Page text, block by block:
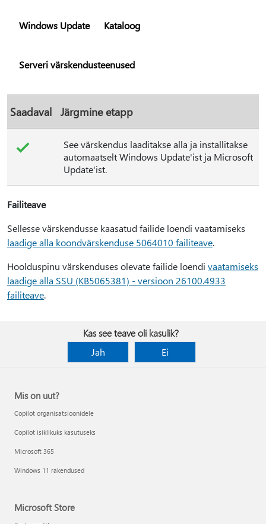
Windows Update Kataloog
Serveri värskendusteenused
Saadaval Järgmine etapp
See värskendus laaditakse alla ja installitakse
automaatselt Windows Update'ist ja Microsoft
Update'ist.
Failiteave
Sellesse värskendusse kaasatud failide loendi vaatamiseks
laadige alla koondvärskenduse 5064010 failiteave.
Hoolduspinu värskenduses olevate failide loendi vaatamiseks
laadige alla SSU (KB5065381) - versioon 26100.4933
failiteave.
Kas see teave oli kasulik?
Jah
Ei
Mis on uut?
Copilot organisatsioonidele
Copilot isiklikuks kasutuseks
Microsoft 365
Windows 11 rakendused
Microsoft Store